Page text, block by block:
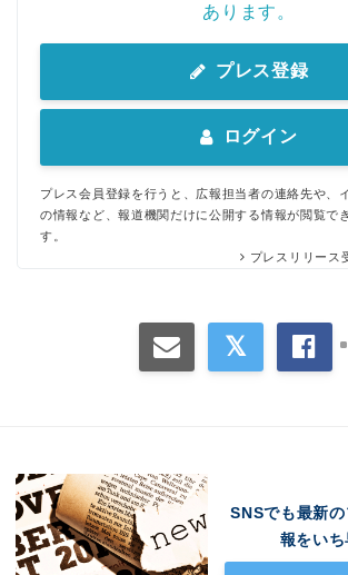
あります。
プレス登録
ログイン
プレス会員登録を行うと、広報担当者の連絡先や、
の情報など、報道機関だけに公開する情報が閲覧で
す。
プレスリリース
SNSでも最新
報をい